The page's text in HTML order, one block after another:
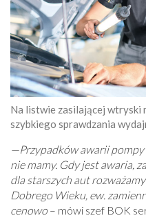
Na listwie zasilającej wtryski
szybkiego sprawdzania
—Przypadków awarii
nie mamy. Gdy jest awaria,
dla starszych aut
Dobrego Wieku, ew.
cenowo – mówi szef BOK